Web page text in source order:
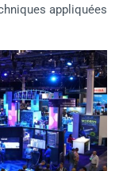
appliquées